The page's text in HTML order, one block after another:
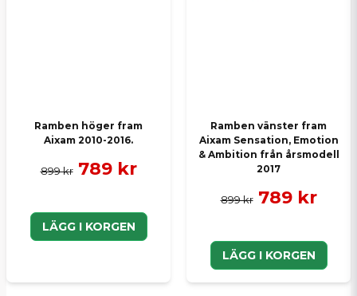
Ramben höger fram
Aixam 2010-2016.
899 kr 789 kr
LÄGG I KORGEN
Ramben vänster fram
Aixam Sensation, Emotion
& Ambition från årsmodell
2017
899 kr 789 kr
LÄGG I KORGEN